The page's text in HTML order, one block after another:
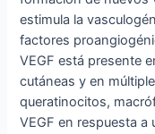
estimula la
factores
VEGF está presente
cutáneas y en
queratinocitos,
VEGF en respuesta a